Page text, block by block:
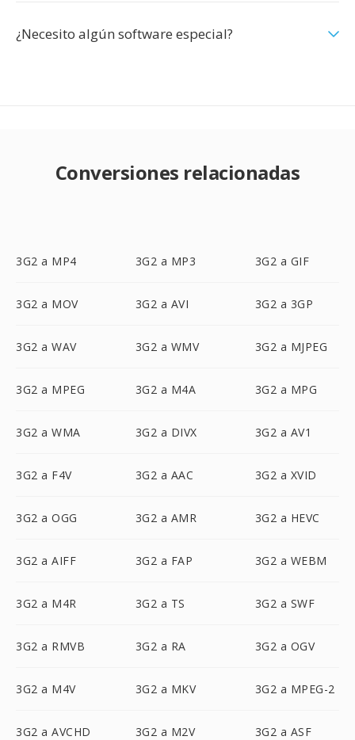
¿Necesito algún software especial?
Conversiones relacionadas
3G2 a MP4 3G2 a MP3 3G2 a GIF
3G2 a MOV 3G2 a AVI 3G2 a 3GP
3G2 a WAV 3G2 a WMV 3G2 a MJPEG
3G2 a MPEG 3G2 a M4A 3G2 a MPG
3G2 a WMA 3G2 a DIVX 3G2 a AV1
3G2 a F4V 3G2 a AAC 3G2 a XVID
3G2 a OGG 3G2 a AMR 3G2 a HEVC
3G2 a AIFF 3G2 a FAP 3G2 a WEBM
3G2 a M4R 3G2 a TS 3G2 a SWF
3G2 a RMVB 3G2 a RA 3G2 a OGV
3G2 a M4V 3G2 a MKV 3G2 a MPEG-2
3G2 a AVCHD 3G2 a M2V 3G2 a ASF